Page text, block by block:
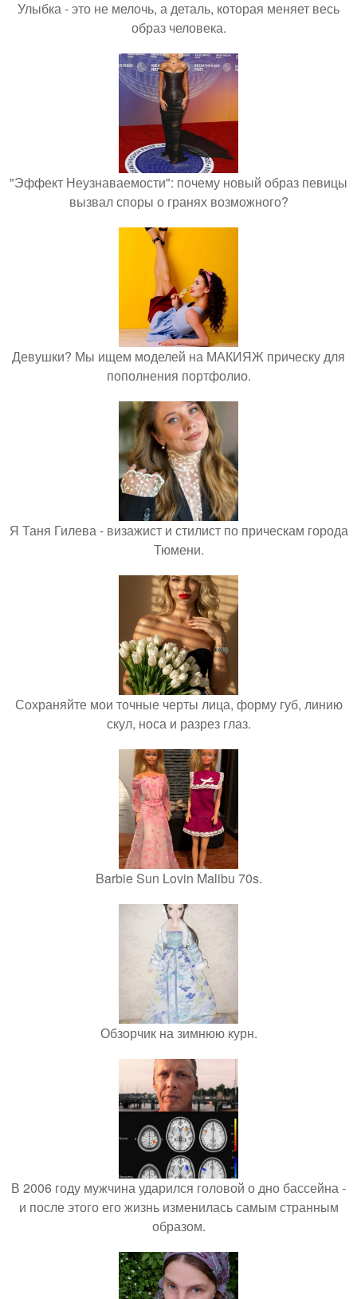
Улыбка - это не мелочь, а деталь, которая меняет весь
образ человека.
"Эффект Неузнаваемости": почему новый образ певицы
вызвал споры о гранях возможного?
Девушки? Мы ищем моделей на МАКИЯЖ прическу для
пополнения портфолио.
Я Таня Гилева - визажист и стилист по прическам города
Тюмени.
Сохраняйте мои точные черты лица, форму губ, линию
скул, носа и разрез глаз.
Barbie Sun Lovin Malibu 70s.
Обзорчик на зимнюю курн.
В 2006 году мужчина ударился головой о дно бассейна -
и после этого его жизнь изменилась самым странным
образом.